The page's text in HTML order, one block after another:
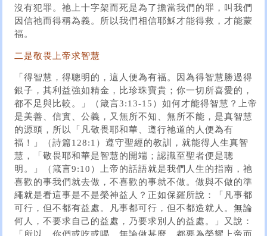
沒有犯罪。祂上十字架而死是為了擔當我們的罪，叫我們
因信祂而得稱為義。所以我們相信耶穌才能得救，才能蒙
福。
二是敬畏上帝求智慧
「得智慧，得聰明的，這人便為有福。因為得智慧勝過得
銀子，其利益強如精金，比珍珠寶貴；你一切所喜愛的，
都不足與比較。」（箴言3:13-15）如何才能得智慧？上帝
是美善、信實、公義，又無所不知、無所不能，是真智慧
的源頭，所以「凡敬畏耶和華、遵行祂道的人便為有
福！」（詩篇128:1）遵守聖經的教訓，就能得人生真智
慧，「敬畏耶和華是智慧的開端；認識至聖者便是聰
明。」（箴言9:10）上帝的話語就是我們人生的指南，祂
喜歡的事我們就去做，不喜歡的事就不做。做與不做的準
繩就是看這事是不是榮神益人？正如保羅所說：「凡事都
可行，但不都有益處。凡事都可行，但不都造就人。無論
何人，不要求自己的益處，乃要求別人的益處。」又說：